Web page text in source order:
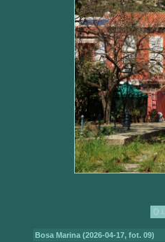
Bosa Marina (2026-04-17, fot. 09)